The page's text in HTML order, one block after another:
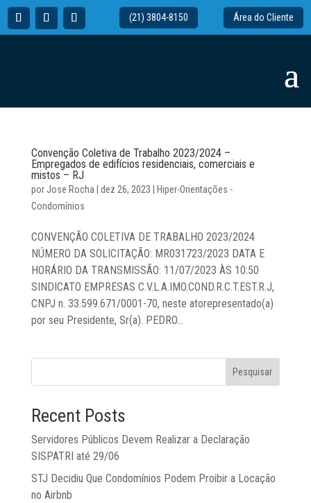
(21) 3804-8150 Área do Cliente
Convenção Coletiva de Trabalho 2023/2024 –
Empregados de edifícios residenciais, comerciais e
mistos – RJ
por Jose Rocha dez 26, 2023
Hiper-Orientações -
Condomínios
CONVENÇÃO COLETIVA DE TRABALHO 2023/2024
NÚMERO DA SOLICITAÇÃO: MR031723/2023 DATA E
HORÁRIO DA TRANSMISSÃO: 11/07/2023 ÀS 10:50
SINDICATO EMPRESAS C.V.L.A.IMO.COND.R.C.T.EST.R.J,
CNPJ n. 33.599.671/0001-70, neste atorepresentado(a)
por seu Presidente, Sr(a). PEDRO...
Pesquisar
Recent Posts
Servidores Públicos Devem Realizar a Declaração
SISPATRI até 29/06
STJ Decidiu Que Condomínios Podem Proibir a Locação
no Airbnb